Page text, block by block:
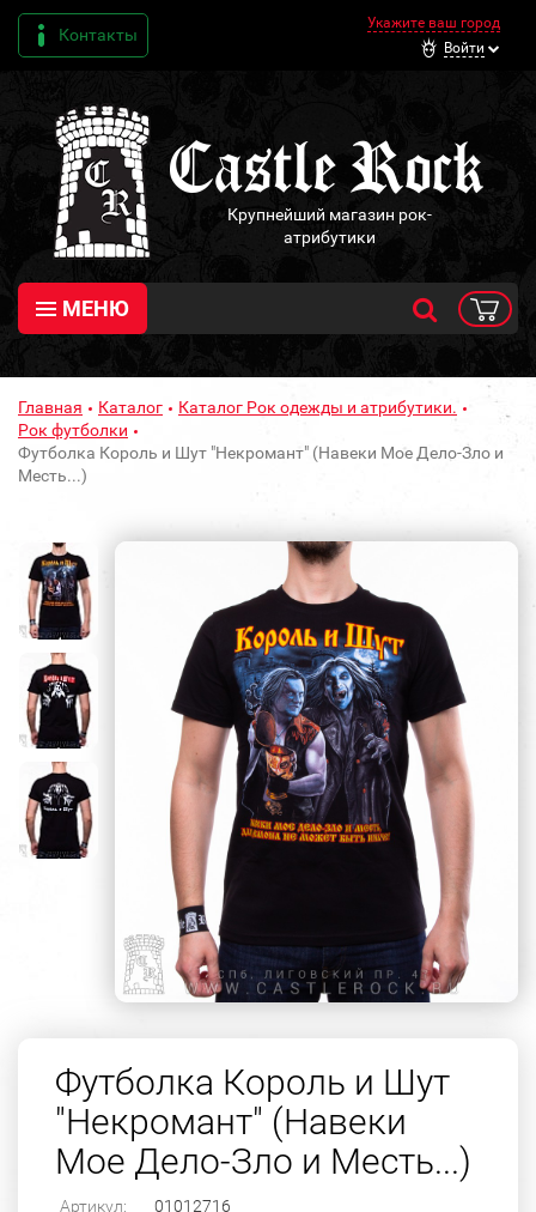
Контакты
Укажите ваш город
Войти
Крупнейший магазин рок-
атрибутики
МЕНЮ
Главная Каталог
Каталог Рок одежды и атрибутики.
Рок футболки
Футболка Король и Шут "Некромант" (Навеки Мое Дело-Зло и
Месть...)
Футболка Король и Шут
"Некромант" (Навеки
Мое Дело-Зло и Месть...)
Артикул: 01012716